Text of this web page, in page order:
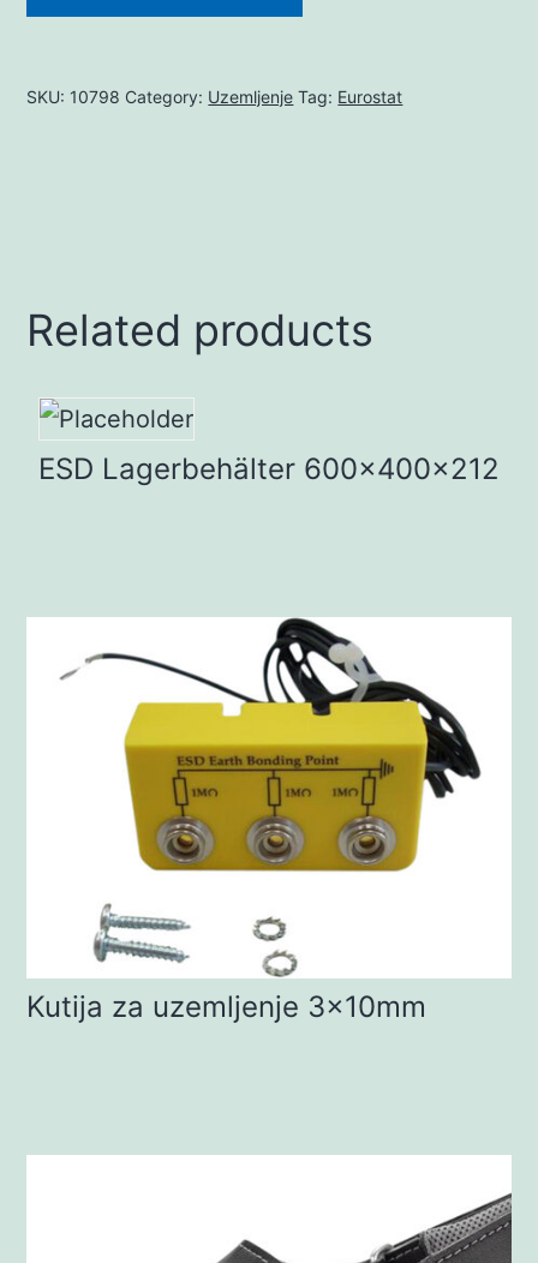
SKU: 10798 Category: Uzemljenje Tag: Eurostat
Related products
ESD Lagerbehälter 600x400x212
Kutija za uzemljenje 3x10mm